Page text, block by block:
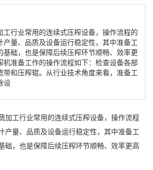
工行业常用的连续式压榨设备，操作流程的
产量、品质及设备运行稳定性，其中准备工
基础，也是保障后续压榨环节顺畅、效率更
机准备工作的操作流程如下：检查设备各部
带和压榨辊。从行业技术角度来看，准备工
设
加工行业常用的连续式压榨设备，操作流程
产量、品质及设备运行稳定性，其中准备工
础，也是保障后续压榨环节顺畅、效率更高